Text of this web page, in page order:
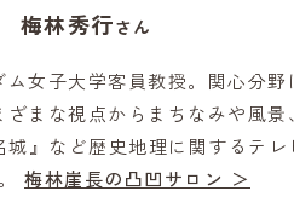
梅林秀行さん
女子大学客員教授。関心分野
まな視点からまちなみや風景
』など歴史地理に関するテ
梅林崖長の凸凹サロン ＞